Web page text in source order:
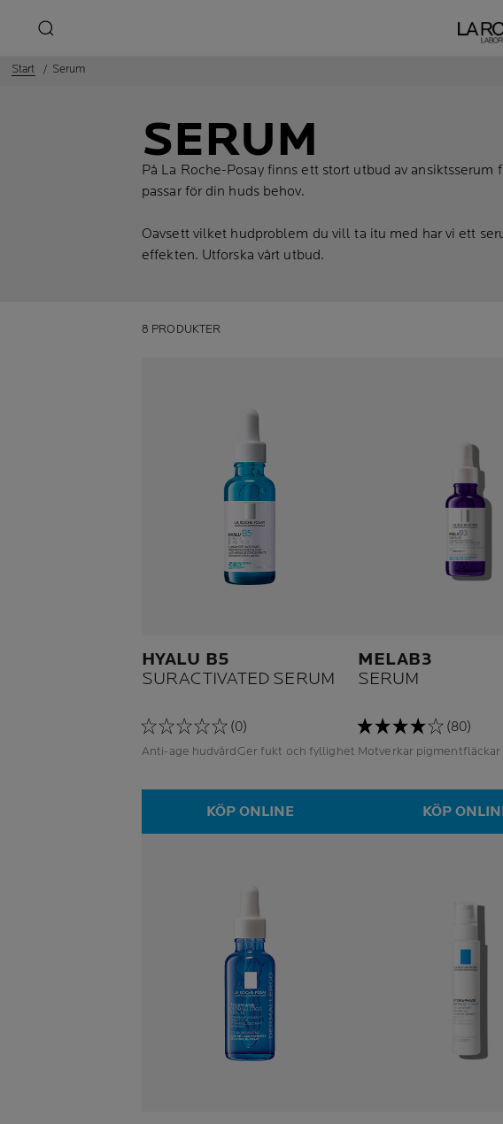
Start Serum
SERUM
På La Roche-Posay finns ett stort utbud av
passar för din huds behov.
Oavsett vilket hudproblem du vill ta itu med har vi ett
effekten. Utforska vårt utbud.
8 PRODUKTER
HYALU B5
SURACTIVATED SERUM
(0)
Anti-age hudvårdGer fukt och fyllighet
KÖP ONLINE
MELAB3
SERUM
(80)
Motverkar pigmentfläckar
KÖP